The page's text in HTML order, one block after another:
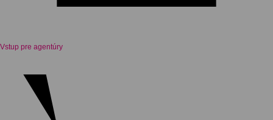
Vstup pre agentúry